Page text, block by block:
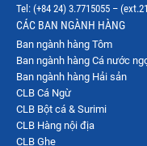
Thị trường Nhật Bản
Thị trường Thái Lan
Thị trường Trung Quốc
Thị trường Philippines
Thị trường Tây Ban Nha
Tel: (+84 24) 3.7715055 –
CÁC BAN NGÀNH HÀNG
Ban ngành hàng Tôm
Ban ngành hàng Cá nước
Ban ngành hàng Hải sản
CLB Cá Ngừ
CLB Bột cá & Surimi
CLB Hàng nội địa
CLB Ghẹ